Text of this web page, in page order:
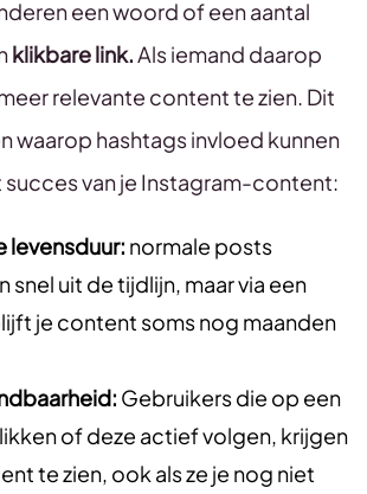
een woord of een aantal
klikbare link.Als iemand daarop
relevante content te zien. Dit
waarop hashtags invloed kunnen
van je Instagram-content:
levensduur: normale posts
snel uit de tijdlijn, maar via een
je content soms nog maanden
Gebruikers die op een
of deze actief volgen, krijgen
te zien, ook als ze je nog niet